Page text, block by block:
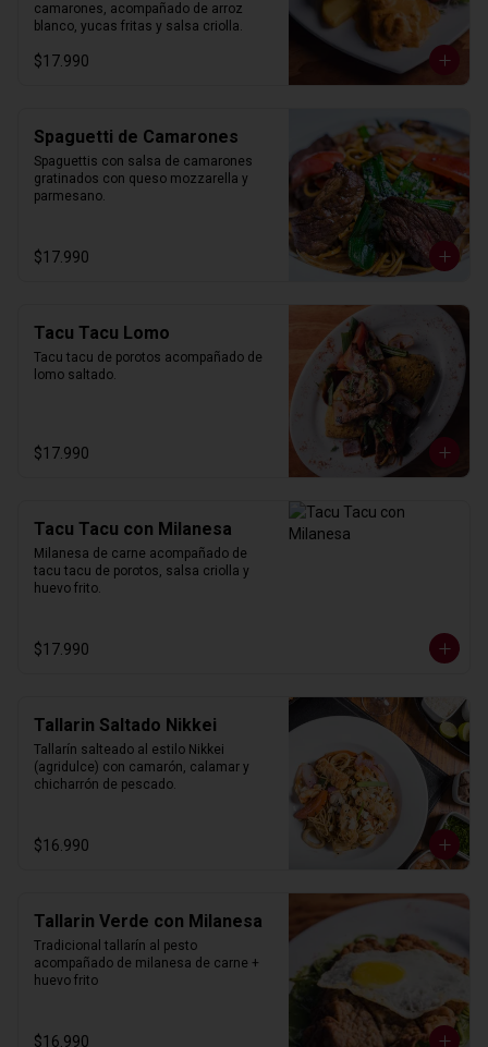
camarones, acompañado de arroz
blanco, yucas fritas y salsa criolla.
$17.990
Spaguetti de Camarones
Spaguettis con salsa de camarones
gratinados con queso mozzarella y
parmesano.
$17.990
Tacu Tacu Lomo
Tacu tacu de porotos acompañado de
lomo saltado.
$17.990
Tacu Tacu con Milanesa
Milanesa de carne acompañado de
tacu tacu de porotos, salsa criolla y
huevo frito.
$17.990
Tallarin Saltado Nikkei
Tallarín salteado al estilo Nikkei
(agridulce) con camarón, calamar y
chicharrón de pescado.
$16.990
Tallarin Verde con Milanesa
Tradicional tallarín al pesto
acompañado de milanesa de carne +
huevo frito
$16.990